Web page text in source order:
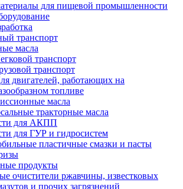
для пищевой промышленности
транспорт
масла
транспорт
транспорт
двигателей, работающих на
топливе
масла
тракторные масла
для АКПП
для ГУР и гидросистем
пластичные смазки и пасты
продукты
очистители ржавчины, известковых
и прочих загрязнений